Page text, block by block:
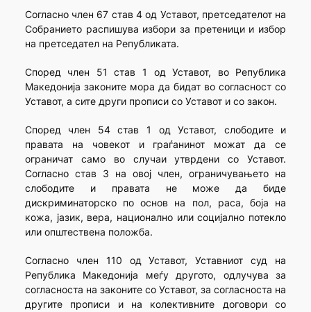
Согласно член 67 став 4 од Уставот, претседателот на
Собранието распишува избори за претеници и избор
на претседател на Републиката.
Според член 51 став 1 од Уставот, во Република
Македонија законите мора да бидат во согласност со
Уставот, а сите други прописи со Уставот и со закон.
Според член 54 став 1 од Уставот, слободите и
правата на човекот и граѓанинот можат да се
ограничат само во случаи утврдени со Уставот.
Согласно став 3 на овој член, ограничувањето на
слободите и правата не може да биде
дискриминаторско по основ на пол, раса, боја на
кожа, јазик, вера, национално или социјално потекло
или општествена положба.
Согласно член 110 од Уставот, Уставниот суд на
Република Македонија меѓу другото, одлучува за
согласноста на законите со Уставот, за согласноста на
другите прописи и на колективните договори со